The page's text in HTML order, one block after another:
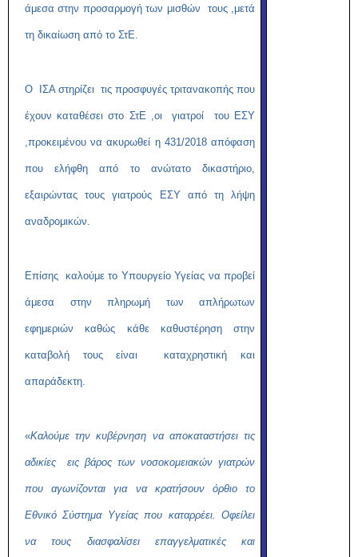
άμεσα στην προσαρμογή των μισθών τους ,μετά
τη δικαίωση από το ΣτΕ.
Ο ΙΣΑ στηρίζει τις προσφυγές τριτανακοπής που
έχουν καταθέσει στο ΣτΕ ,οι γιατροί του ΕΣΥ
,προκειμένου να ακυρωθεί η 431/2018 απόφαση
που ελήφθη από το ανώτατο δικαστήριο,
εξαιρώντας τους γιατρούς ΕΣΥ από τη λήψη
αναδρομικών.
Επίσης καλούμε το Υπουργείο Υγείας να προβεί
άμεσα στην πληρωμή των απλήρωτων
εφημεριών καθώς κάθε καθυστέρηση στην
καταβολή τους είναι καταχρηστική και
απαράδεκτη.
«Καλούμε την κυβέρνηση να αποκαταστήσει τις
αδικίες εις βάρος των νοσοκομειακών γιατρών
που αγωνίζονται για να κρατήσουν όρθιο το
Εθνικό Σύστημα Υγείας που καταρρέει. Οφείλει
να τους διασφαλίσει επαγγελματικές και